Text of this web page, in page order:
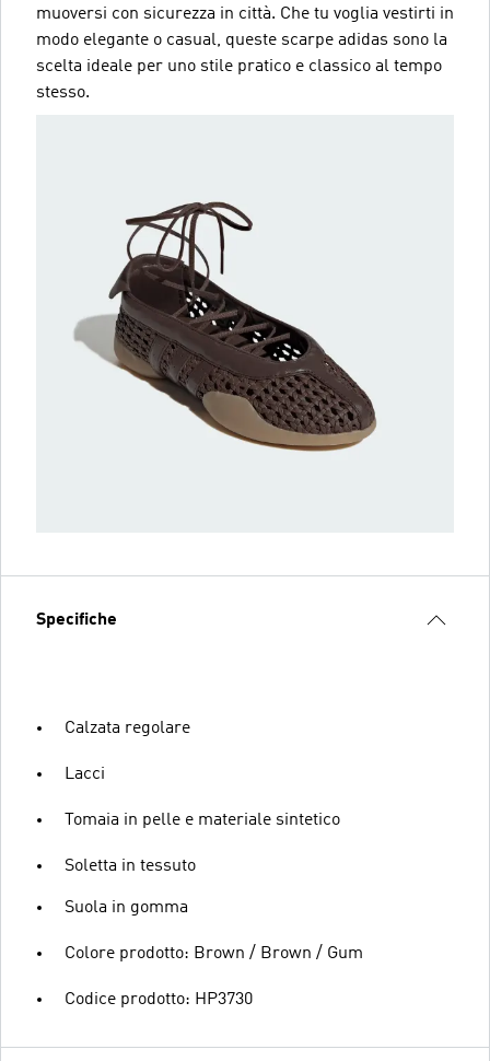
muoversi con sicurezza in città. Che tu voglia vestirti in
modo elegante o casual, queste scarpe adidas sono la
scelta ideale per uno stile pratico e classico al tempo
stesso.
Specifiche
Calzata regolare
Lacci
Tomaia in pelle e materiale sintetico
Soletta in tessuto
Suola in gomma
Colore prodotto: Brown / Brown / Gum
Codice prodotto: HP3730